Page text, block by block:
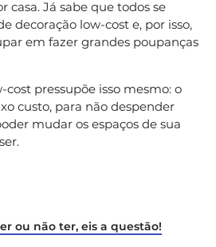
casa. Já sabe que todos se
decoração low-cost e, por isso,
em fazer grandes poupanças
cost pressupõe isso mesmo: o
custo, para não despender
mudar os espaços de sua
ou não ter, eis a questão!